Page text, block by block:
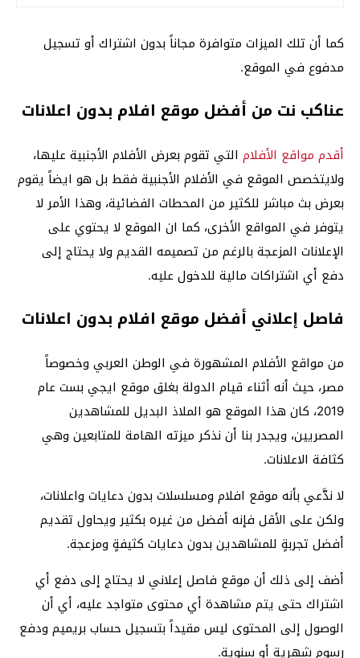
كما أن تلك الميزات متوافرة مجاناً بدون اشتراك أو تسجيل
مدفوع في الموقع.
عناكب نت من أفضل موقع افلام بدون اعلانات
أقدم مواقع الأفلام التي تقوم بعرض الأفلام الأجنبية عليها،
ولايتخصص الموقع في الأفلام الأجنبية فقط بل هو ايضاً يقوم
بعرض بث مباشر للكثير من المحطات الفضائية، وهذا الأمر لا
يتوفر في المواقع الأخرى، كما ان الموقع لا يحتوي على
الإعلانات المزعجة بالرغم من تصميمه القديم ولا يحتاج إلى
دفع أي اشتراكات مالية للدخول عليه.
فاصل إعلاني أفضل موقع افلام بدون اعلانات
من مواقع الأفلام المشهورة في الوطن العربي وخصوصاً
مصر، حيث أنه أثناء قيام الدولة بغلق موقع ايجي بست عام
2019، كان هذا الموقع هو الملاذ البديل للمشاهدين
المصريين، ويجدر بنا أن نذكر ميزته الهامة للمتابعين وهي
كثافة الاعلانات.
لا ندَّعي بأنه موقع افلام ومسلسلات بدون دعايات واعلانات،
ولكن على الأقل فإنه أفضل من غيره بكثير ويحاول تقديم
أفضل تجربةٍ للمشاهدين بدون دعايات كثيفةٍ ومزعجة.
أضف إلى ذلك أن موقع فاصل إعلاني لا يحتاج إلى دفع أي
اشتراك حتى يتم مشاهدة أي محتوى متواجد عليه، أي أن
الوصول إلى المحتوى ليس مقيداً بتسجيل حساب بريميم ودفع
رسوم شهرية أو سنوية.